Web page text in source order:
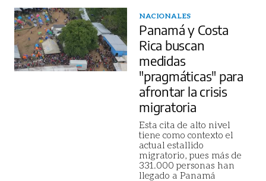
NACIONALES
Panamá y Costa
Rica buscan
medidas
"pragmáticas" para
afrontar la crisis
migratoria
Esta cita de alto nivel
tiene como contexto el
actual estallido
migratorio, pues más de
331.000 personas han
llegado a Panamá